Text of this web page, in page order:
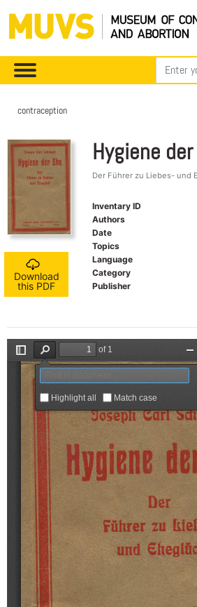
contraception
Download
this PDF
Hygiene
Der Führer zu Liebes- und
Inventary ID
Authors
Date
Topics
Language
Category
Publisher